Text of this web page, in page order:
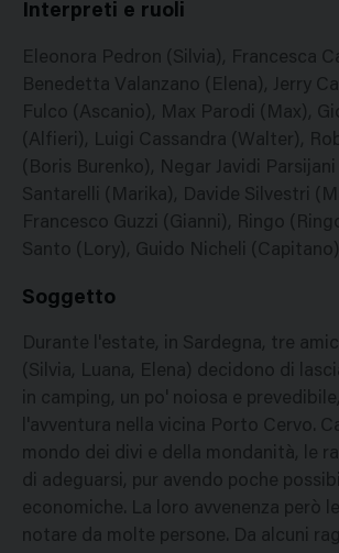
Interpreti e ruoli
Eleonora Pedron (Silvia), Francesca
Benedetta Valanzano (Elena), Jerry
Fulco (Ascanio), Max Parodi (Max),
(Alfieri), Luigi Cassandra (Walter),
(Boris Burenko), Negar Javidi
Santarelli (Marika), Davide Silvestri
Francesco Guzzi (Gianni), Ringo
Santo (Lory), Guido Nicheli (Capitano)
Soggetto
Durante l'estate, in Sardegna, tre
(Silvia, Luana, Elena) decidono di
in camping, un po' noiosa e
l'avventura nella vicina Porto Cervo.
mondo dei divi e della mondanità, le
di adeguarsi, pur avendo poche
economiche. La loro avvenenza però
notare da molte persone. Da alcuni